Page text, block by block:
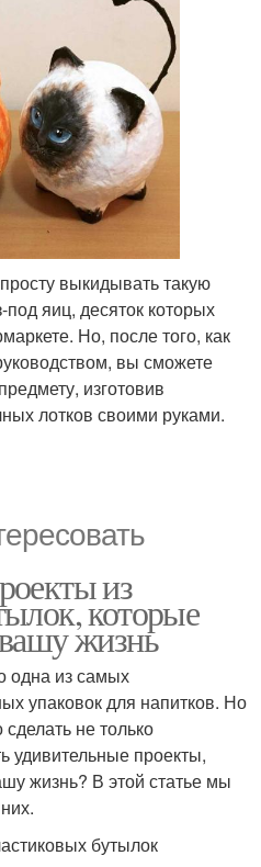
выкидывать такую
яиц, десяток которых
Но, после того, как
вы сможете
изготовив
лотков своими руками.
из
которые
жизнь
одна из самых
упаковок для напитков. Но
не только
удивительные проекты,
жизнь? В этой статье мы
бутылок